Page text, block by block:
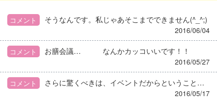
コメント そうなんです。私じゃあそこまでできません(^_^;)
2016/06/04
コメント お膳会議… なんかカッコいいです！！
2016/05/27
コメント さらに驚くべきは、イベントだからということで保健所は「改善勧告」しかしてないんです！！！ 私たちがこんなことになったら「懲戒解雇？」「免許はく奪？」まで心配しなきゃいけないのに！！ 食中毒には変わりないのに、なんで「これから気を付けてね～」レベルなんでしょうか！！ だから、みんな適当で、同じことを繰り返すんだよ！！と、怒り心頭です<`ヘ´>
2016/05/17